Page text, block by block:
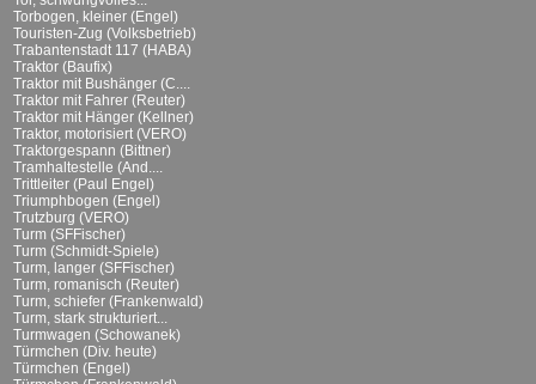
Torbogen, kleiner (Engel)
Touristen-Zug (Volksbetrieb)
Trabantenstadt 117 (HABA)
Traktor (Baufix)
Traktor mit Bushänger (C....
Traktor mit Fahrer (Reuter)
Traktor mit Hänger (Kellner)
Traktor, motorisiert (VERO)
Traktorgespann (Bittner)
Tramhaltestelle (And....
Trittleiter (Paul Engel)
Triumphbogen (Engel)
Trutzburg (VERO)
Turm (SFFischer)
Turm (Schmidt-Spiele)
Turm, langer (SFFischer)
Turm, romanisch (Reuter)
Turm, schiefer (Frankenwald)
Turm, stark strukturiert...
Turmwagen (Schowanek)
Türmchen (Div. heute)
Türmchen (Engel)